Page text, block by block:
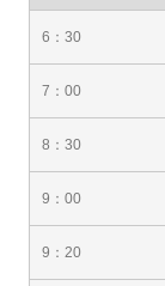
6：30
7：00
8：30
9：00
9：20